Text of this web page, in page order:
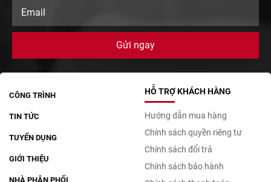
CÔNG TRÌNH
TIN TỨC
TUYỂN DỤNG
GIỚI THIỆU
NHÀ PHÂN PHỐI
HỖ TRỢ KHÁCH HÀNG
Hướng dẫn mua hàng
Chính sách quyền riêng tư
Chính sách đổi trả
Chính sách bảo hành